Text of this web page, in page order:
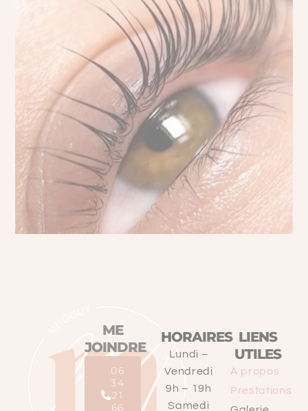
ME
JOINDRE
06
34
21
66
HORAIRES
Lundi –
Vendredi
9h – 19h
Samedi
LIENS
UTILES
À propos
Prestations